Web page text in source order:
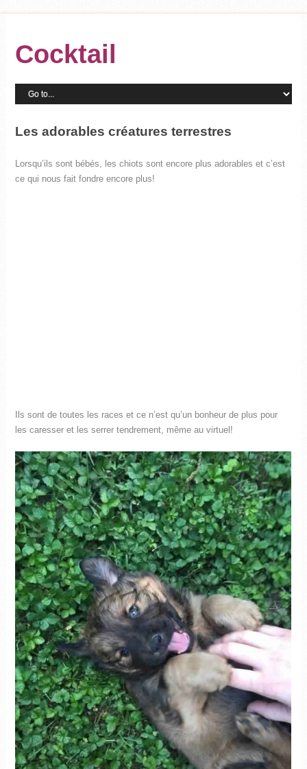
Cocktail
Les adorables créatures terrestres
Lorsqu’ils sont bébés, les chiots sont encore plus adorables et c’est
ce qui nous fait fondre encore plus!
Ils sont de toutes les races et ce n’est qu’un bonheur de plus pour
les caresser et les serrer tendrement, même au virtuel!